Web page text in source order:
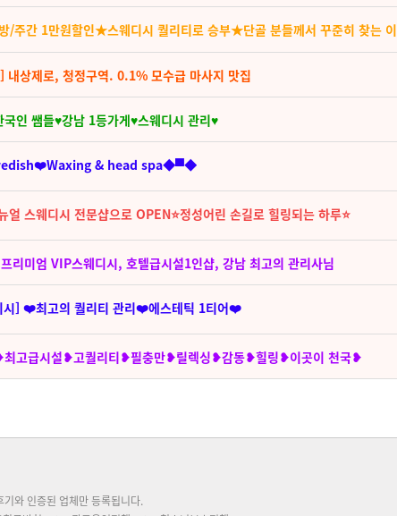
/주간 1만원할인★스웨디시 퀄리티로 승부★단골 분들께서 꾸준히 찾는
내상제로, 청정구역. 0.1% 모수급 마사지 맛집
인 쌤들♥강남 1등가게♥스웨디시 관리♥
& head spa◆▀◆
스웨디시 전문샵으로 OPEN⭐정성어린 손길로 힐링되는 하루⭐
리미엄 VIP스웨디시, 호텔급시설1인샵, 강남 최고의 관리사님
시] ❤️최고의 퀄리티 관리❤️에스테틱 1티어❤️
최고급시설❥고퀄리티❥필충만❥릴렉싱❥감동❥힐링❥이곳이 천국❥
와 인증된 업체만 등록됩니다.